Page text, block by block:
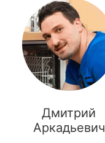
Дмитрий
Аркадьевич